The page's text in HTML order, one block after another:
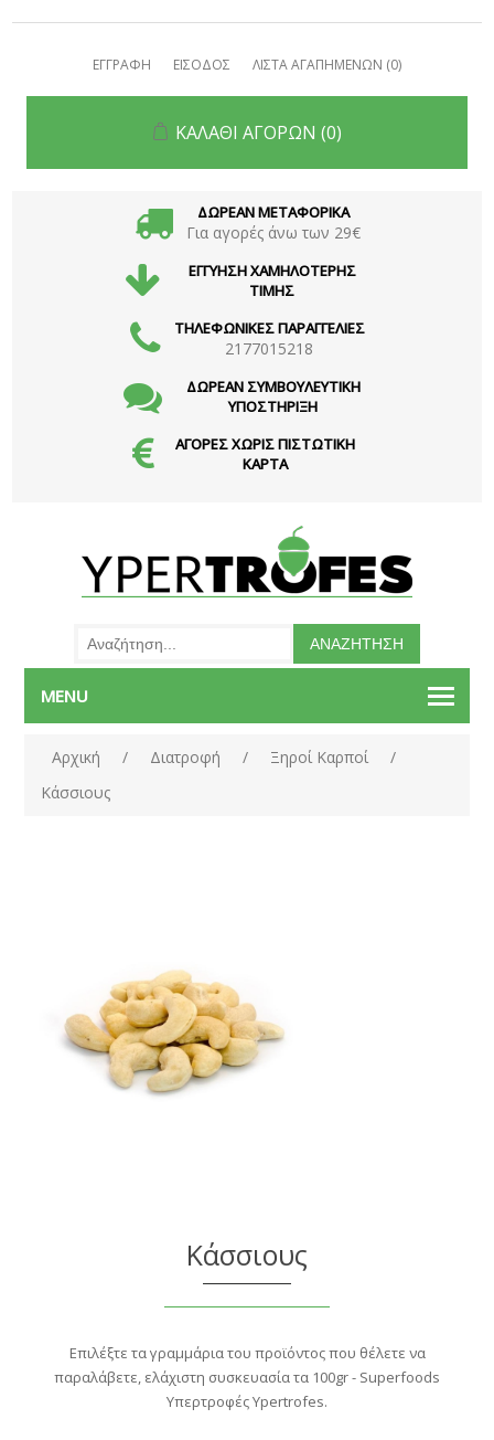
ΕΓΓΡΑΦΗ ΕΙΣΟΔΟΣ ΛΙΣΤΑ ΑΓΑΠΗΜΕΝΩΝ (0)
ΚΑΛΑΘΙ ΑΓΟΡΩΝ (0)
ΔΩΡΕΑΝ ΜΕΤΑΦΟΡΙΚΑ
Για αγορές άνω των 29€
ΕΓΓΥΗΣΗ ΧΑΜΗΛΟΤΕΡΗΣ
ΤΙΜΗΣ
ΤΗΛΕΦΩΝΙΚΕΣ ΠΑΡΑΓΓΕΛΙΕΣ
2177015218
ΔΩΡΕΑΝ ΣΥΜΒΟΥΛΕΥΤΙΚΗ
ΥΠΟΣΤΗΡΙΞΗ
ΑΓΟΡΕΣ ΧΩΡΙΣ ΠΙΣΤΩΤΙΚΗ
ΚΑΡΤΑ
MENU
Αρχική / Διατροφή / Ξηροί Καρποί
/
Κάσσιους
Κάσσιους
Επιλέξτε τα γραμμάρια του προϊόντος που θέλετε να
παραλάβετε, ελάχιστη συσκευασία τα 100gr - Superfoods
Υπερτροφές Ypertrofes.